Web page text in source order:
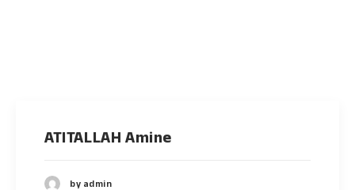
ATITALLAH Amine
by admin